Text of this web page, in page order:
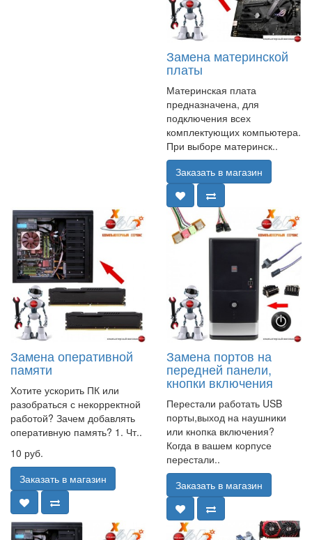
Замена материнской
платы
Материнская плата
предназначена, для
подключения всех
комплектующих компьютера.
При выборе материнск..
Заказать в магазин
Замена оперативной
памяти
Хотите ускорить ПК или
разобраться с некорректной
работой? Зачем добавлять
оперативную память? 1. Чт..
10 руб.
Заказать в магазин
Замена портов на
передней панели,
кнопки включения
Перестали работать USB
порты,выход на наушники
или кнопка включения?
Когда в вашем корпусе
перестали..
Заказать в магазин